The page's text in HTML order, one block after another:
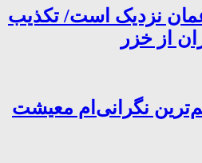
نزدیک است/ تکذیب
نگرانی‌ام معیشت